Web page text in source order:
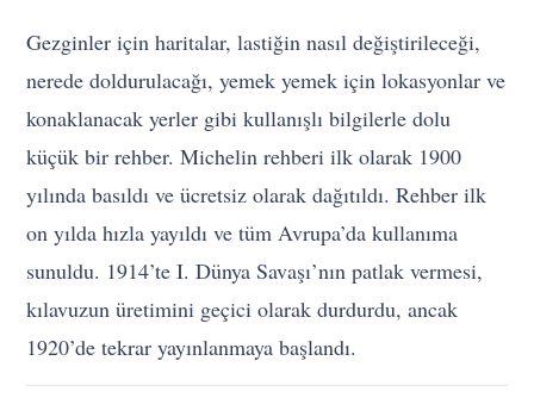
Gezginler için haritalar, lastiğin nasıl değiştirileceği,
nerede doldurulacağı, yemek yemek için lokasyonlar ve
konaklanacak yerler gibi kullanışlı bilgilerle dolu
küçük bir rehber. Michelin rehberi ilk olarak 1900
yılında basıldı ve ücretsiz olarak dağıtıldı. Rehber ilk
on yılda hızla yayıldı ve tüm Avrupa’da kullanıma
sunuldu. 1914’te I. Dünya Savaşı’nın patlak vermesi,
kılavuzun üretimini geçici olarak durdurdu, ancak
1920’de tekrar yayınlanmaya başlandı.